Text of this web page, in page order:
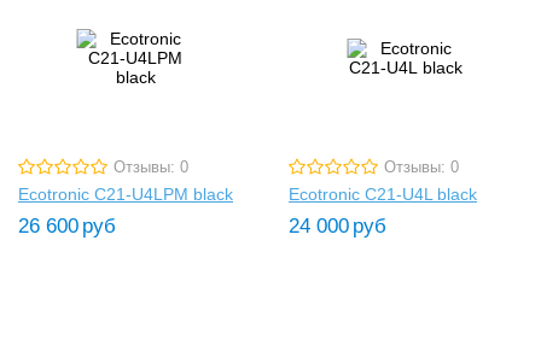
Отзывы: 0
Ecotronic C21-U4LPM black
26 600 руб
Отзывы: 0
Ecotronic C21-U4L black
24 000 руб